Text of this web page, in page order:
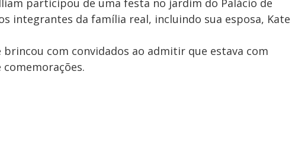
integrantes da família real, incluindo sua esposa, Kate
com convidados ao admitir que estava com